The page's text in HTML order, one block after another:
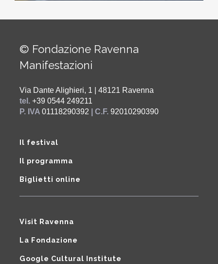
© Fondazione Ravenna
Manifestazioni
Via Dante Alighieri, 1 | 48121 Ravenna
tel. +39 0544 249211
P. IVA 01118290392 | C.F. 92010290390
Il festival
Il programma
Biglietti online
Visit Ravenna
La Fondazione
Google Cultural Institute